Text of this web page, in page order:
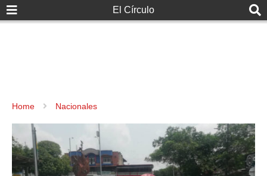
El Círculo
Home Nacionales